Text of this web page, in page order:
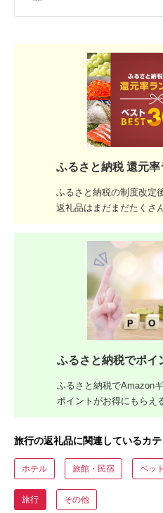
ふるさと納税 還元
ふるさと納税の制度改定
返礼品はまだまだたくさ
ふるさと納税でポイ
ふるさと納税でAmazon
ポイントがお得にもらえ
旅行の返礼品に関連しているカテ
ホテル 旅館・民宿 ペッ
旅行 その他